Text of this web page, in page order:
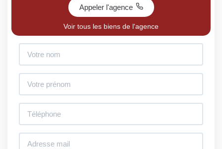
Appeler l'agence
Voir tous les biens de l'agence